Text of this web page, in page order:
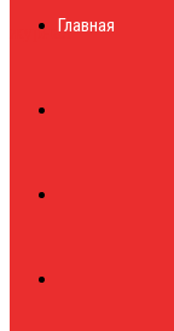
журналГлавная